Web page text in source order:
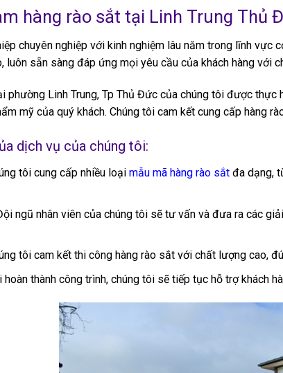
hàng rào sắt tại Linh Trung Thủ
chuyên nghiệp với kinh nghiệm lâu năm trong lĩnh
luôn sẵn sàng đáp ứng mọi yêu cầu của khách hàng với
phường Linh Trung, Tp Thủ Đức của chúng tôi được
mỹ của quý khách. Chúng tôi cam kết cung cấp hàng
dịch vụ của chúng tôi:
tôi cung cấp nhiều loại mẫu mã hàng rào sắtđa dạng,
ngũ nhân viên của chúng tôi sẽ tư vấn và đưa ra các
tôi cam kết thi công hàng rào sắt với chất lượng cao,
hoàn thành công trình, chúng tôi sẽ tiếp tục hỗ trợ khách